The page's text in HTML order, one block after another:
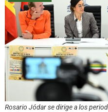
Rosario Jódar se dirige a los